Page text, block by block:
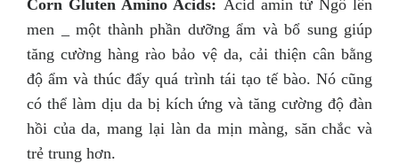
Corn Gluten Amino Acids: Acid amin từ Ngô lên
men _ một thành phần dưỡng ẩm và bổ sung giúp
tăng cường hàng rào bảo vệ da, cải thiện cân bằng
độ ẩm và thúc đẩy quá trình tái tạo tế bào. Nó cũng
có thể làm dịu da bị kích ứng và tăng cường độ đàn
hồi của da, mang lại làn da mịn màng, săn chắc và
trẻ trung hơn.